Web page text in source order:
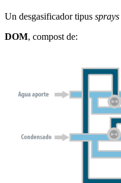
Un desgasificador tipus sprays
DOM, compost de: